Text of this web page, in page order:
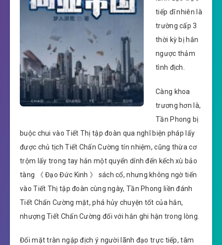
tiếp dĩ nhiên là
trường cấp 3
thời kỳ bị hắn
ngược thảm
tình địch.
Càng khoa
trương hơn là,
Tần Phong bị
buộc chui vào Tiết Thị tập đoàn qua nghĩ biện pháp lấy
được chủ tịch Tiết Chấn Cường tín nhiệm, cũng thừa cơ
trộm lấy trong tay hắn một quyển dính đến kếch xù bảo
tàng 《 Đạo Đức Kinh 》 sách cổ, nhưng không ngờ tiến
vào Tiết Thị tập đoàn cùng ngày, Tần Phong liền đánh
Tiết Chấn Cường mặt, phá hủy chuyện tốt của hắn,
nhượng Tiết Chấn Cường đối với hắn ghi hận trong lòng.
Đối mặt tràn ngập địch ý người lãnh đạo trực tiếp, tâm